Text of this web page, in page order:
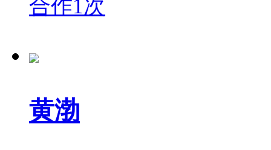
合作1次
黄渤